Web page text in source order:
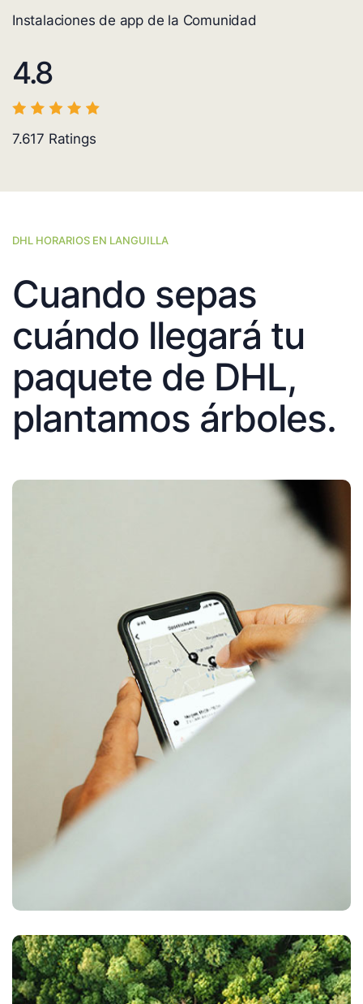
Instalaciones de app de la Comunidad
4.8
7.617 Ratings
DHL HORARIOS EN LANGUILLA
Cuando sepas
cuándo llegará tu
paquete de DHL,
plantamos árboles.